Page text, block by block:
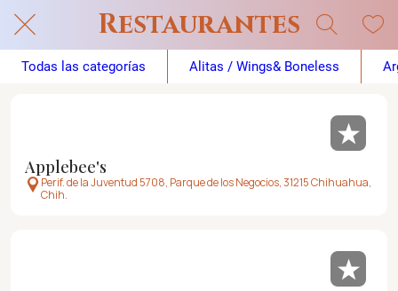
Restaurantes
Todas las categorías Alitas / Wings& Boneless
Applebee's
Perif. de la Juventud 5708, Parque de los Negocios, 31215 Chihuahua,
Chih.